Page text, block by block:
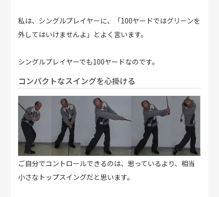
私は、シングルプレイヤーに、「100ヤードではグリーンを
外してはいけませんよ」とよく言います。
シングルプレイヤーでも100ヤードなのです。
コンパクトなスイングを心掛ける
ご自分でコントロールできるのは、思っているより、相当
小さなトップスイングだと思います。